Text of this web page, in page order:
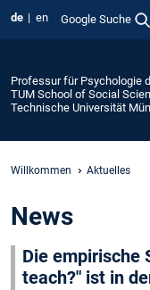
de en Google Suche
Professur für Psychologie
TUM School of Social
Technische Universität
Willkommen Aktuelles
News
Die empirische
teach?" ist in